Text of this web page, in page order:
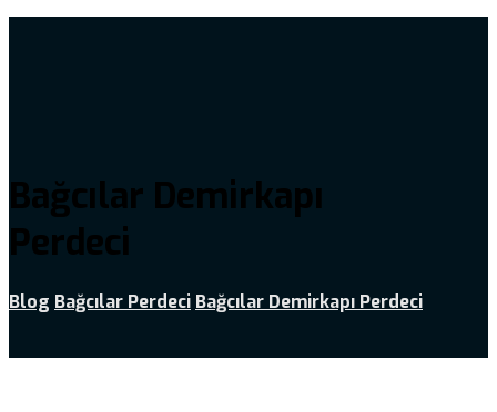
Bağcılar Demirkapı
Perdeci
Blog Bağcılar Perdeci Bağcılar Demirkapı Perdeci